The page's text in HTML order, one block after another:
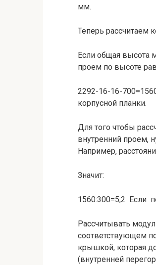
мм.
Теперь рассчитаем
Если общая
проем по высоте
2292-16-16-
корпусной планки.
Для того чтобы
внутренний проем,
Например,
Значит:
1560:300=5,2 Если
Рассчитывать
соответствующем
крышкой, которая
(внутренней